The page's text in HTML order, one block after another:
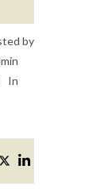
by
In